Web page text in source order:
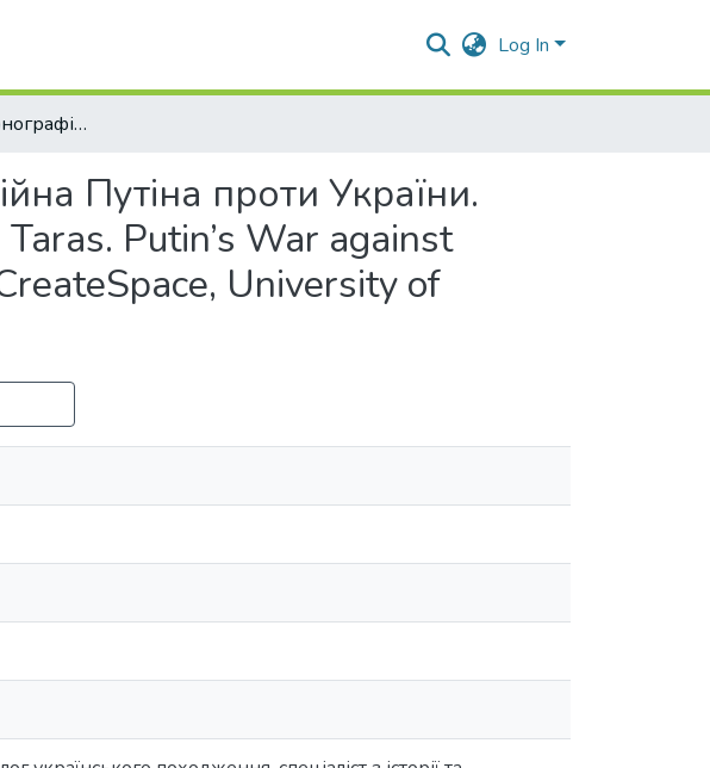
Log In
Рецензія на монографію Тараса Кузьо «Війна Путіна проти України. революція, націоналізм та злочин» (Kuzio, Taras. Putin’s War against Ukraine. Revolution, nationalism, and crime. CreateSpace, University of Toronto, 2017)
Путіна проти України.
Putin’s War against
University of